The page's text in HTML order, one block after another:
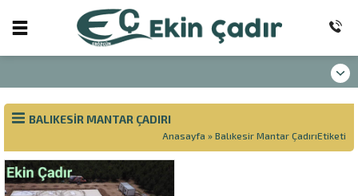
BALIKESIR MANTAR ÇADIRI
Anasayfa » Balıkesir Mantar ÇadırıEtiketi